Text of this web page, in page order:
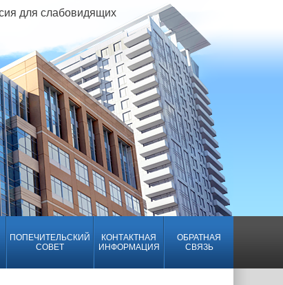
для слабовидящих
ПОПЕЧИТЕЛЬСКИЙ
СОВЕТ
КОНТАКТНАЯ
ИНФОРМАЦИЯ
ОБРАТНАЯ
СВЯЗЬ